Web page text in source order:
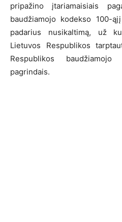
pripažino įtariamaisiais
baudžiamojo kodekso 100-
padarius nusikaltimą, už
Lietuvos Respublikos
Respublikos
pagrindais.